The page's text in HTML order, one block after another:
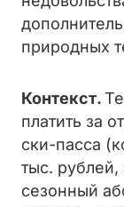
природных
Контекст.
платить за
ски-пасса
тыс.
сезонный